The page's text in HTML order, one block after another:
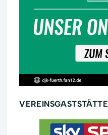
VEREINSGASTSTÄTTE